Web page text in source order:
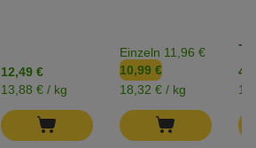
12,49 €
13,88 € / kg
Einzeln 11,96 €
10,99 €
18,32 € / kg
-